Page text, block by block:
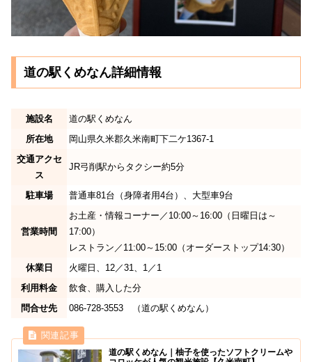
道の駅くめなん詳細情報
施設名
道の駅くめなん
所在地
岡山県久米郡久米南町下二ケ1367-1
交通アクセ
ス
JR弓削駅からタクシー約5分
駐車場 普通車81台（身障者用4台）、大型車9台
営業時間
お土産・情報コーナー／10:00～16:00（日曜日は～
17:00）
レストラン／11:00～15:00（オーダーストップ14:30）
休業日
火曜日、12／31、1／1
利用料金
飲食、購入した分
問合せ先
086-728-3553 （道の駅くめなん）
道の駅くめなん｜柚子を使ったソフトクリームや